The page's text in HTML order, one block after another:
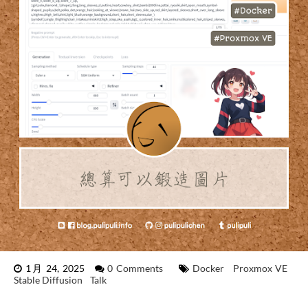
1月 24, 2025 0 Comments Docker
Proxmox VE
Stable Diffusion
Talk